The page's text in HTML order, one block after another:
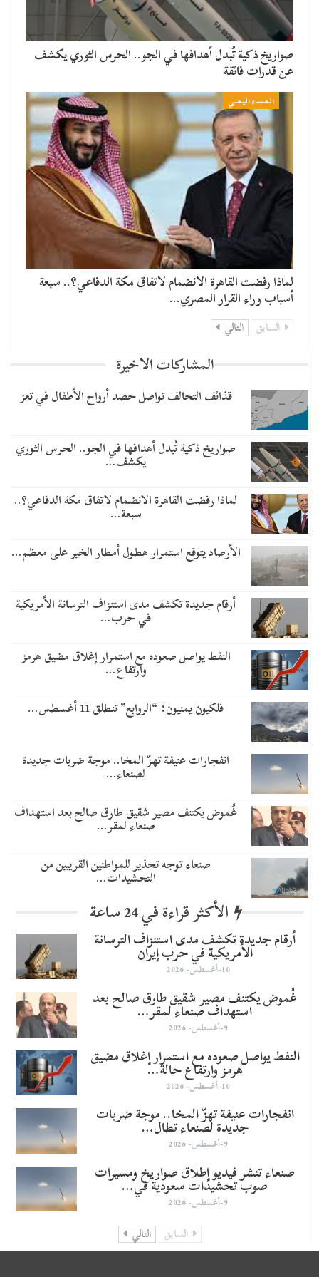
صواريخ ذكية تُبدل أهدافها في الجو.. الحرس الثوري يكشف
عن قدرات فائقة
المساء اليمني
لماذا رفضت القاهرة الانضمام لاتفاق مكة الدفاعي؟.. سبعة
أسباب وراء القرار المصري…
السابق التالي
المشاركات الاخيرة
قذائف التحالف تواصل حصد أرواح الأطفال في تعز
صواريخ ذكية تُبدل أهدافها في الجو.. الحرس الثوري
يكشف…
لماذا رفضت القاهرة الانضمام لاتفاق مكة الدفاعي؟..
سبعة…
الأرصاد يتوقع استمرار هطول أمطار الخير على معظم…
أرقام جديدة تكشف مدى استنزاف الترسانة الأمريكية
في حرب…
النفط يواصل صعوده مع استمرار إغلاق مضيق هرمز
وارتفاع…
فلكيون يمنيون: “الروابع” تنطلق 11 أغسطس…
انفجارات عنيفة تهزّ المخا.. موجة ضربات جديدة
لصنعاء…
غُموض يكتنف مصير شقيق طارق صالح بعد استهداف
صنعاء لمقر…
صنعاء توجه تحذير للمواطنين القريبين من
التحشيدات…
الأكثر قراءة في 24 ساعة
أرقام جديدة تكشف مدى استنزاف الترسانة
الأمريكية في حرب إيران
10-أغسطس- 2026
غُموض يكتنف مصير شقيق طارق صالح بعد
استهداف صنعاء لمقر…
9-أغسطس- 2026
النفط يواصل صعوده مع استمرار إغلاق مضيق
هرمز وارتفاع حالة…
10-أغسطس- 2026
انفجارات عنيفة تهزّ المخا.. موجة ضربات
جديدة لصنعاء تطال…
9-أغسطس- 2026
صنعاء تنشر فيديو إطلاق صواريخ ومسيرات
صوب تحشيدات سعودية في…
9-أغسطس- 2026
السابق التالي